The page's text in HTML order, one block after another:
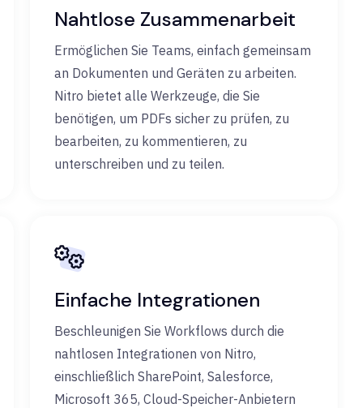
Nahtlose Zusammenarbeit
Ermöglichen Sie Teams, einfach gemeinsam
an Dokumenten und Geräten zu arbeiten.
Nitro bietet alle Werkzeuge, die Sie
benötigen, um PDFs sicher zu prüfen, zu
bearbeiten, zu kommentieren, zu
unterschreiben und zu teilen.
Einfache Integrationen
Beschleunigen Sie Workflows durch die
nahtlosen Integrationen von Nitro,
einschließlich SharePoint, Salesforce,
Microsoft 365, Cloud-Speicher-Anbietern